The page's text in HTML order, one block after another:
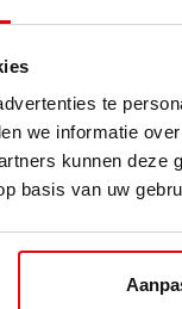
te
we informatie
kunnen
basis van uw